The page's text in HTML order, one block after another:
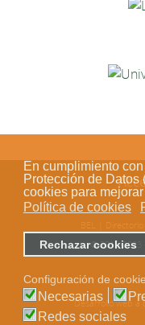
En cumplimiento
Protección de Datos
cookies para
Política de cookies
Rechazar cookies
Configuración de
Necesarias
Redes sociales
© 2018-2023
Desarrollo web a